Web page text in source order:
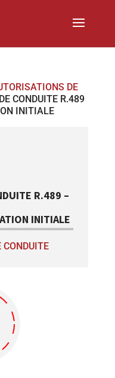
DE
CONDUITE R.489
INITIALE
R.489 –
INITIALE
CONDUITE